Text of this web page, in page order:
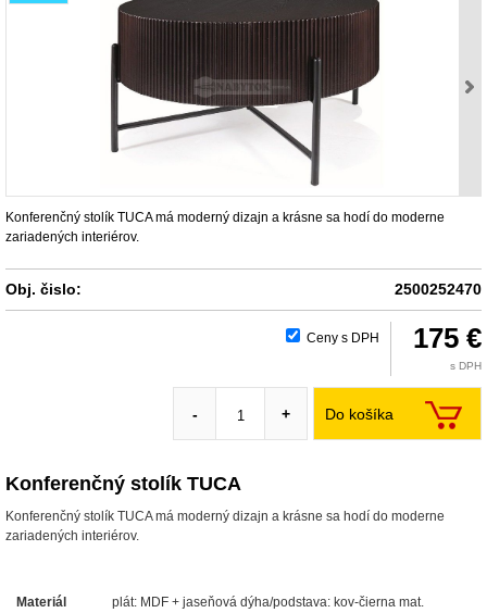
Konferenčný stolík TUCA má moderný dizajn a krásne sa hodí do moderne
zariadených interiérov.
Obj. čislo: 2500252470
Ceny s DPH 175 €
s DPH
Do košíka
- +
Konferenčný stolík TUCA
Konferenčný stolík TUCA má moderný dizajn a krásne sa hodí do moderne
zariadených interiérov.
Materiál plát: MDF + jaseňová dýha/podstava: kov-čierna mat.